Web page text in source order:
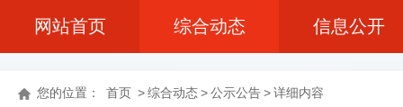
网站首页 综合动态 信息公开
您的位置： 首页 >综合动态>公示公告>详细内容